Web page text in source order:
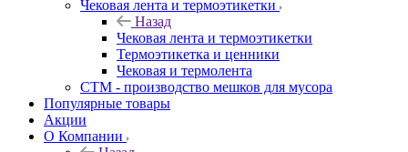
Чековая лента и термоэтикетки
Назад
Чековая лента и термоэтикетки
Термоэтикетка и ценники
Чековая и термолента
СТМ - производство мешков для мусора
Популярные товары
Акции
О Компании